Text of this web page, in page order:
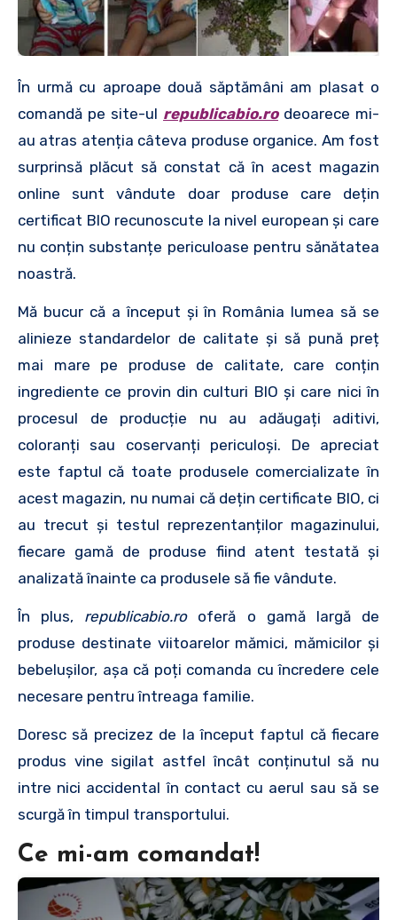
În urmă cu aproape două săptămâni am plasat o
comandă pe site-ul republicabio.rodeoarece mi-
au atras atenția câteva produse organice. Am fost
surprinsă plăcut să constat că în acest magazin
online sunt vândute doar produse care dețin
certificat BIO recunoscute la nivel european și care
nu conțin substanțe periculoase pentru sănătatea
noastră.
Mă bucur că a început și în România lumea să se
alinieze standardelor de calitate și să pună preț
mai mare pe produse de calitate, care conțin
ingrediente ce provin din culturi BIO și care nici în
procesul de producție nu au adăugați aditivi,
coloranți sau coservanți periculoși. De apreciat
este faptul că toate produsele comercializate în
acest magazin, nu numai că dețin certificate BIO, ci
au trecut și testul reprezentanților magazinului,
fiecare gamă de produse fiind atent testată și
analizată înainte ca produsele să fie vândute.
În plus, republicabio.rooferă o gamă largă de
produse destinate viitoarelor mămici, mămicilor și
bebelușilor, așa că poți comanda cu încredere cele
necesare pentru întreaga familie.
Doresc să precizez de la început faptul că fiecare
produs vine sigilat astfel încât conținutul să nu
intre nici accidental în contact cu aerul sau să se
scurgă în timpul transportului.
Ce mi-am comandat!